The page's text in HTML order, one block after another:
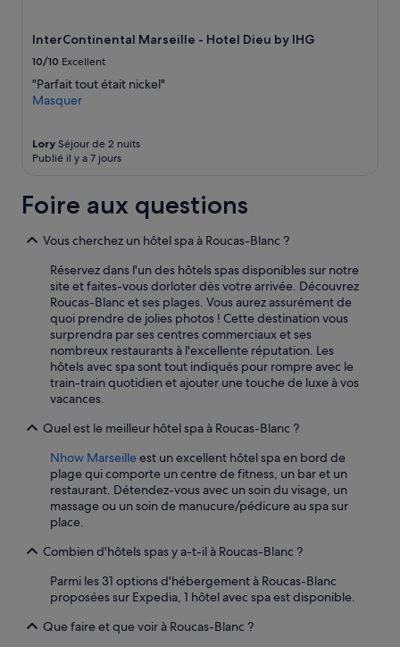
supplémentaires
s’appliquer.
InterContinental Marseille - Hotel Dieu by IHG
10/10 Excellent
"Parfait tout était nickel"
Masquer
Lory Séjour de 2 nuits
Publié il y a 7 jours
Foire aux questions
Vous cherchez un hôtel spa à Roucas-Blanc ?
Réservez dans l'un des hôtels spas disponibles sur notre
site et faites-vous dorloter dès votre arrivée. Découvrez
Roucas-Blanc et ses plages. Vous aurez assurément de
quoi prendre de jolies photos ! Cette destination vous
surprendra par ses centres commerciaux et ses
nombreux restaurants à l'excellente réputation. Les
hôtels avec spa sont tout indiqués pour rompre avec le
train-train quotidien et ajouter une touche de luxe à vos
vacances.
Quel est le meilleur hôtel spa à Roucas-Blanc ?
Nhow Marseilleest un excellent hôtel spa en bord de
plage qui comporte un centre de fitness, un bar et un
restaurant. Détendez-vous avec un soin du visage, un
massage ou un soin de manucure/pédicure au spa sur
place.
Combien d'hôtels spas y a-t-il à Roucas-Blanc ?
Parmi les 31 options d'hébergement à Roucas-Blanc
proposées sur Expedia, 1 hôtel avec spa est disponible.
Que faire et que voir à Roucas-Blanc ?